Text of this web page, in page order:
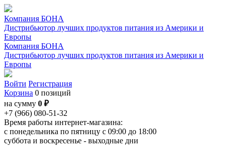
Компания БОНА
Дистрибьютор лучших продуктов питания из Америки и
Европы
Компания БОНА
Дистрибьютор лучших продуктов питания из Америки и
Европы
Войти Регистрация
Корзина 0 позиций
на сумму 0 ₽
+7 (966) 080-51-32
Время работы интернет-магазина:
с понедельника по пятницу с 09:00 до 18:00
суббота и воскресенье - выходные дни